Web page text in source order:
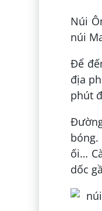
Núi
núi
Để
địa
phút
ối…
dốc